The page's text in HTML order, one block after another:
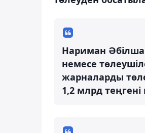
Нариман
немесе
жарналарды
1,2 млрд